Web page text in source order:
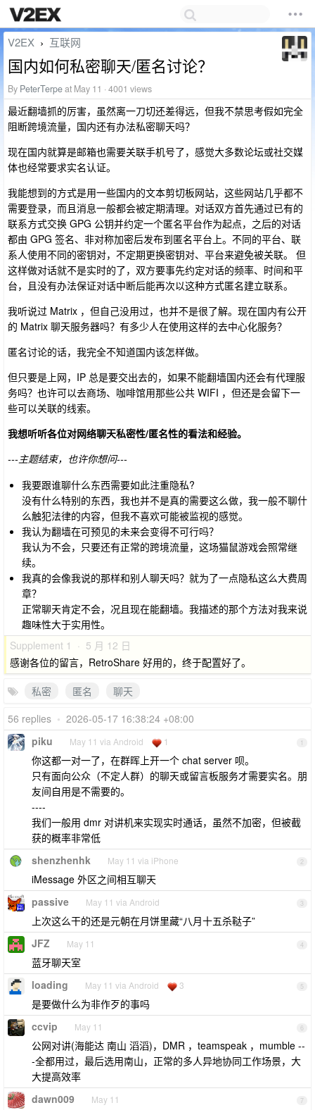
V2EX › 互联网
国内如何私密聊天/匿名讨论？
By PeterTerpeat May 11 · 4001 views
最近翻墙抓的厉害，虽然离一刀切还差得远，但我不禁思考假如完全
阻断跨境流量，国内还有办法私密聊天吗？
现在国内就算是邮箱也需要关联手机号了，感觉大多数论坛或社交媒
体也经常要求实名认证。
我能想到的方式是用一些国内的文本剪切板网站，这些网站几乎都不
需要登录，而且消息一般都会被定期清理。对话双方首先通过已有的
联系方式交换 GPG 公钥并约定一个匿名平台作为起点，之后的对话
都由 GPG 签名、非对称加密后发布到匿名平台上。不同的平台、联
系人使用不同的密钥对，不定期更换密钥对、平台来避免被关联。 但
这样做对话就不是实时的了，双方要事先约定对话的频率、时间和平
台，且没有办法保证对话中断后能再次以这种方式匿名建立联系。
我听说过 Matrix ，但自己没用过，也并不是很了解。现在国内有公开
的 Matrix 聊天服务器吗？有多少人在使用这样的去中心化服务？
匿名讨论的话，我完全不知道国内该怎样做。
但只要是上网，IP 总是要交出去的，如果不能翻墙国内还会有代理服
务吗？也许可以去商场、咖啡馆用那些公共 WIFI ，但还是会留下一
些可以关联的线索。
我想听听各位对网络聊天私密性/匿名性的看法和经验。
---主题结束，也许你想问---
我要跟谁聊什么东西需要如此注重隐私?
没有什么特别的东西，我也并不是真的需要这么做，我一般不聊什
么触犯法律的内容，但我不喜欢可能被监视的感觉。
我认为翻墙在可预见的未来会变得不可行吗？
我认为不会，只要还有正常的跨境流量，这场猫鼠游戏会照常继
续。
我真的会像我说的那样和别人聊天吗？就为了一点隐私这么大费周
章？
正常聊天肯定不会，况且现在能翻墙。我描述的那个方法对我来说
趣味性大于实用性。
Supplement 1 · 5 月 12 日
感谢各位的留言，RetroShare 好用的，终于配置好了。
私密 匿名
聊天
56 replies • 2026-05-17 16:38:24 +08:00
1
piku May 11 via Android 1
你这都一对一了，在群晖上开一个 chat server 呗。
只有面向公众（不定人群）的聊天或留言板服务才需要实名。朋
友间自用是不需要的。
----
我们一般用 dmr 对讲机来实现实时通话，虽然不加密，但被截
获的概率非常低
2
shenzhenhk May 11 via iPhone
iMessage 外区之间相互聊天
3
passive May 11 via Android
上次这么干的还是元朝在月饼里藏“八月十五杀鞑子”
4
JFZ May 11
蓝牙聊天室
5
loading May 11 via Android 3
是要做什么为非作歹的事吗
6
ccvip May 11
公网对讲(海能达 南山 滔滔)，DMR ，teamspeak ，mumble --
-全都用过，最后选用南山，正常的多人异地协同工作场景，大
大提高效率
7
dawn009 May 11